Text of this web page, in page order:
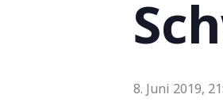
8. Juni 2019,